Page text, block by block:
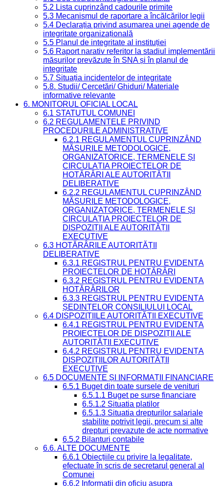
5.2 Lista cuprinzând cadourile primite
5.3 Mecanismul de raportare a încălcărilor legii
5.4 Declarația privind asumarea unei agende de
integritate organizațională
5.5 Planul de integritate al instituției
5.6 Raport narativ referitor la stadiul implementării
măsurilor prevăzute în SNA și în planul de
integritate
5.7 Situația incidentelor de integritate
5.8. Studii/ Cercetări/ Ghiduri/ Materiale
informative relevante
6. MONITORUL OFICIAL LOCAL
6.1 STATUTUL COMUNEI
6.2 REGULAMENTELE PRIVIND
PROCEDURILE ADMINISTRATIVE
6.2.1 REGULAMENTUL CUPRINZÂND
MĂSURILE METODOLOGICE,
ORGANIZATORICE, TERMENELE ȘI
CIRCULAȚIA PROIECTELOR DE
HOTĂRÂRI ALE AUTORITĂȚII
DELIBERATIVE
6.2.2 REGULAMENTUL CUPRINZÂND
MĂSURILE METODOLOGICE,
ORGANIZATORICE, TERMENELE ȘI
CIRCULAȚIA PROIECTELOR DE
DISPOZIȚII ALE AUTORITĂȚII
EXECUTIVE
6.3 HOTĂRÂRILE AUTORITĂȚII
DELIBERATIVE
6.3.1 REGISTRUL PENTRU EVIDENȚA
PROIECTELOR DE HOTĂRÂRI
6.3.2 REGISTRUL PENTRU EVIDENȚA
HOTĂRÂRILOR
6.3.3 REGISTRUL PENTRU EVIDENȚA
ȘEDINȚELOR CONSILIULUI LOCAL
6.4 DISPOZIȚIILE AUTORITĂȚII EXECUTIVE
6.4.1 REGISTRUL PENTRU EVIDENȚA
PROIECTELOR DE DISPOZIȚII ALE
AUTORITĂȚII EXECUTIVE
6.4.2 REGISTRUL PENTRU EVIDENȚA
DISPOZIȚIILOR AUTORITĂȚII
EXECUTIVE
6.5 DOCUMENTE ȘI INFORMAȚII FINANCIARE
6.5.1 Buget din toate sursele de venituri
6.5.1.1 Buget pe surse financiare
6.5.1.2 Situatia platilor
6.5.1.3 Situatia drepturilor salariale
stabilite potrivit legii, precum si alte
drepturi prevazute de acte normative
6.5.2 Bilanturi contabile
6.6. ALTE DOCUMENTE
6.6.1 Obiecțiile cu privire la legalitate,
efectuate în scris de secretarul general al
Comunei
6.6.2 Informații din oficiu asupra